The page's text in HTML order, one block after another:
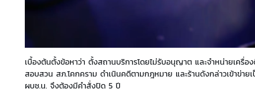
เบื้องต้นตั้งข้อหาว่า ตั้งสถานบริการโดยไม่รับอนุญาต และจำหน่ายเครื่
สอบสวน สภ.โคกคราม ดำเนินคดีตามกฎหมาย และร้านดังกล่าวเข้าข่า
ผบช.น. จึงต้องมีคำสั่งปิด 5 ปี